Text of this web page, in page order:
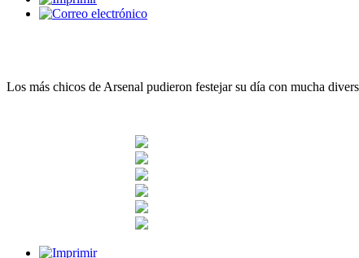
Los más chicos de Arsenal pudieron festejar su día con mucha